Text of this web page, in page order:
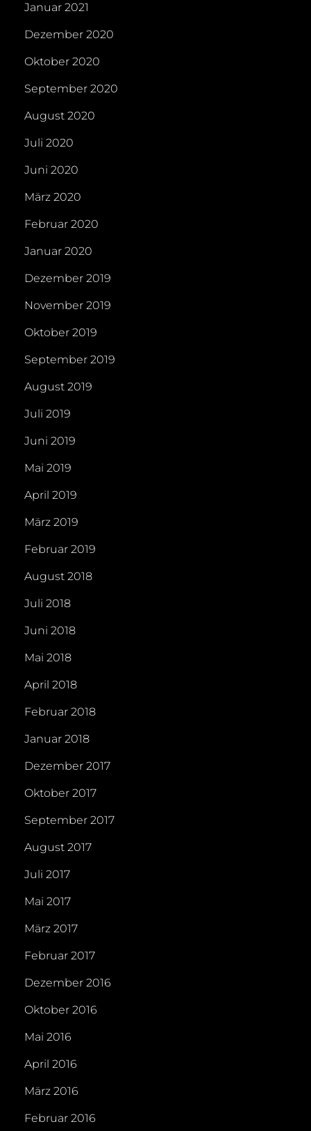
Januar 2021
Dezember 2020
Oktober 2020
September 2020
August 2020
Juli 2020
Juni 2020
März 2020
Februar 2020
Januar 2020
Dezember 2019
November 2019
Oktober 2019
September 2019
August 2019
Juli 2019
Juni 2019
Mai 2019
April 2019
März 2019
Februar 2019
August 2018
Juli 2018
Juni 2018
Mai 2018
April 2018
Februar 2018
Januar 2018
Dezember 2017
Oktober 2017
September 2017
August 2017
Juli 2017
Mai 2017
März 2017
Februar 2017
Dezember 2016
Oktober 2016
Mai 2016
April 2016
März 2016
Februar 2016